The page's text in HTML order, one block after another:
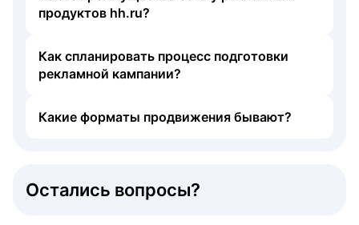
продуктов hh.ru?
Как спланировать процесс подготовки
рекламной кампании?
Какие форматы продвижения бывают?
Остались вопросы?